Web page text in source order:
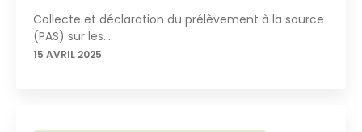
Collecte et déclaration du prélèvement à la source
(PAS) sur les…
15 AVRIL 2025